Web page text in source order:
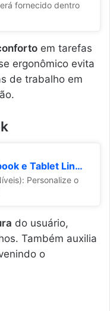
fornecido dentro
em tarefas
ergonômico evita
de trabalho em
Suporte para Notebook e Tablet Linha Premium em Alumínio Dobrável e Ergonômico Para Desktop Portátil Ajustável em 6 Ângulos com Altura Regulável Leve Apoio Universal - Com estojo para armazenagem
Personalize o
do usuário,
Também auxilia
o